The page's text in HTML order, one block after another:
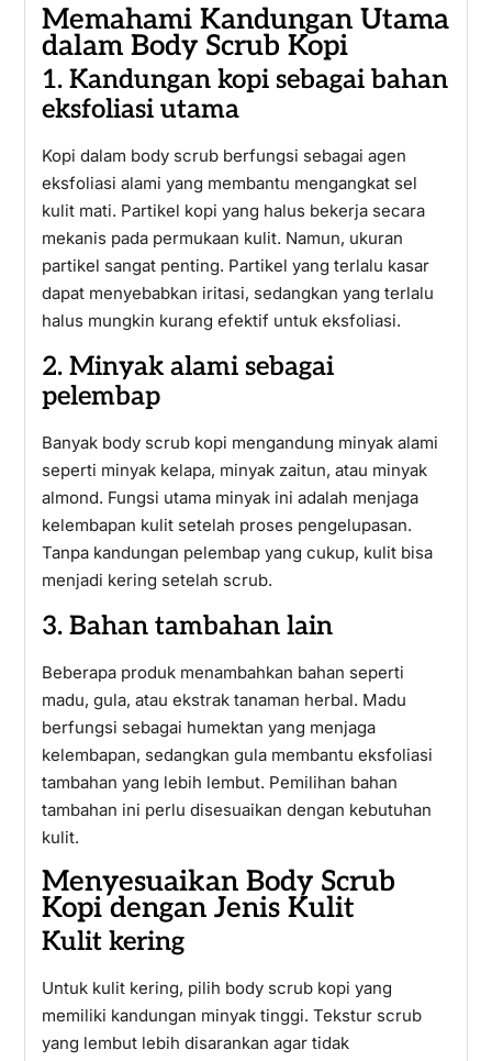
Memahami Kandungan Utama
dalam Body Scrub Kopi
1. Kandungan kopi sebagai bahan
eksfoliasi utama
Kopi dalam body scrub berfungsi sebagai agen
eksfoliasi alami yang membantu mengangkat sel
kulit mati. Partikel kopi yang halus bekerja secara
mekanis pada permukaan kulit. Namun, ukuran
partikel sangat penting. Partikel yang terlalu kasar
dapat menyebabkan iritasi, sedangkan yang terlalu
halus mungkin kurang efektif untuk eksfoliasi.
2. Minyak alami sebagai
pelembap
Banyak body scrub kopi mengandung minyak alami
seperti minyak kelapa, minyak zaitun, atau minyak
almond. Fungsi utama minyak ini adalah menjaga
kelembapan kulit setelah proses pengelupasan.
Tanpa kandungan pelembap yang cukup, kulit bisa
menjadi kering setelah scrub.
3. Bahan tambahan lain
Beberapa produk menambahkan bahan seperti
madu, gula, atau ekstrak tanaman herbal. Madu
berfungsi sebagai humektan yang menjaga
kelembapan, sedangkan gula membantu eksfoliasi
tambahan yang lebih lembut. Pemilihan bahan
tambahan ini perlu disesuaikan dengan kebutuhan
kulit.
Menyesuaikan Body Scrub
Kopi dengan Jenis Kulit
Kulit kering
Untuk kulit kering, pilih body scrub kopi yang
memiliki kandungan minyak tinggi. Tekstur scrub
yang lembut lebih disarankan agar tidak